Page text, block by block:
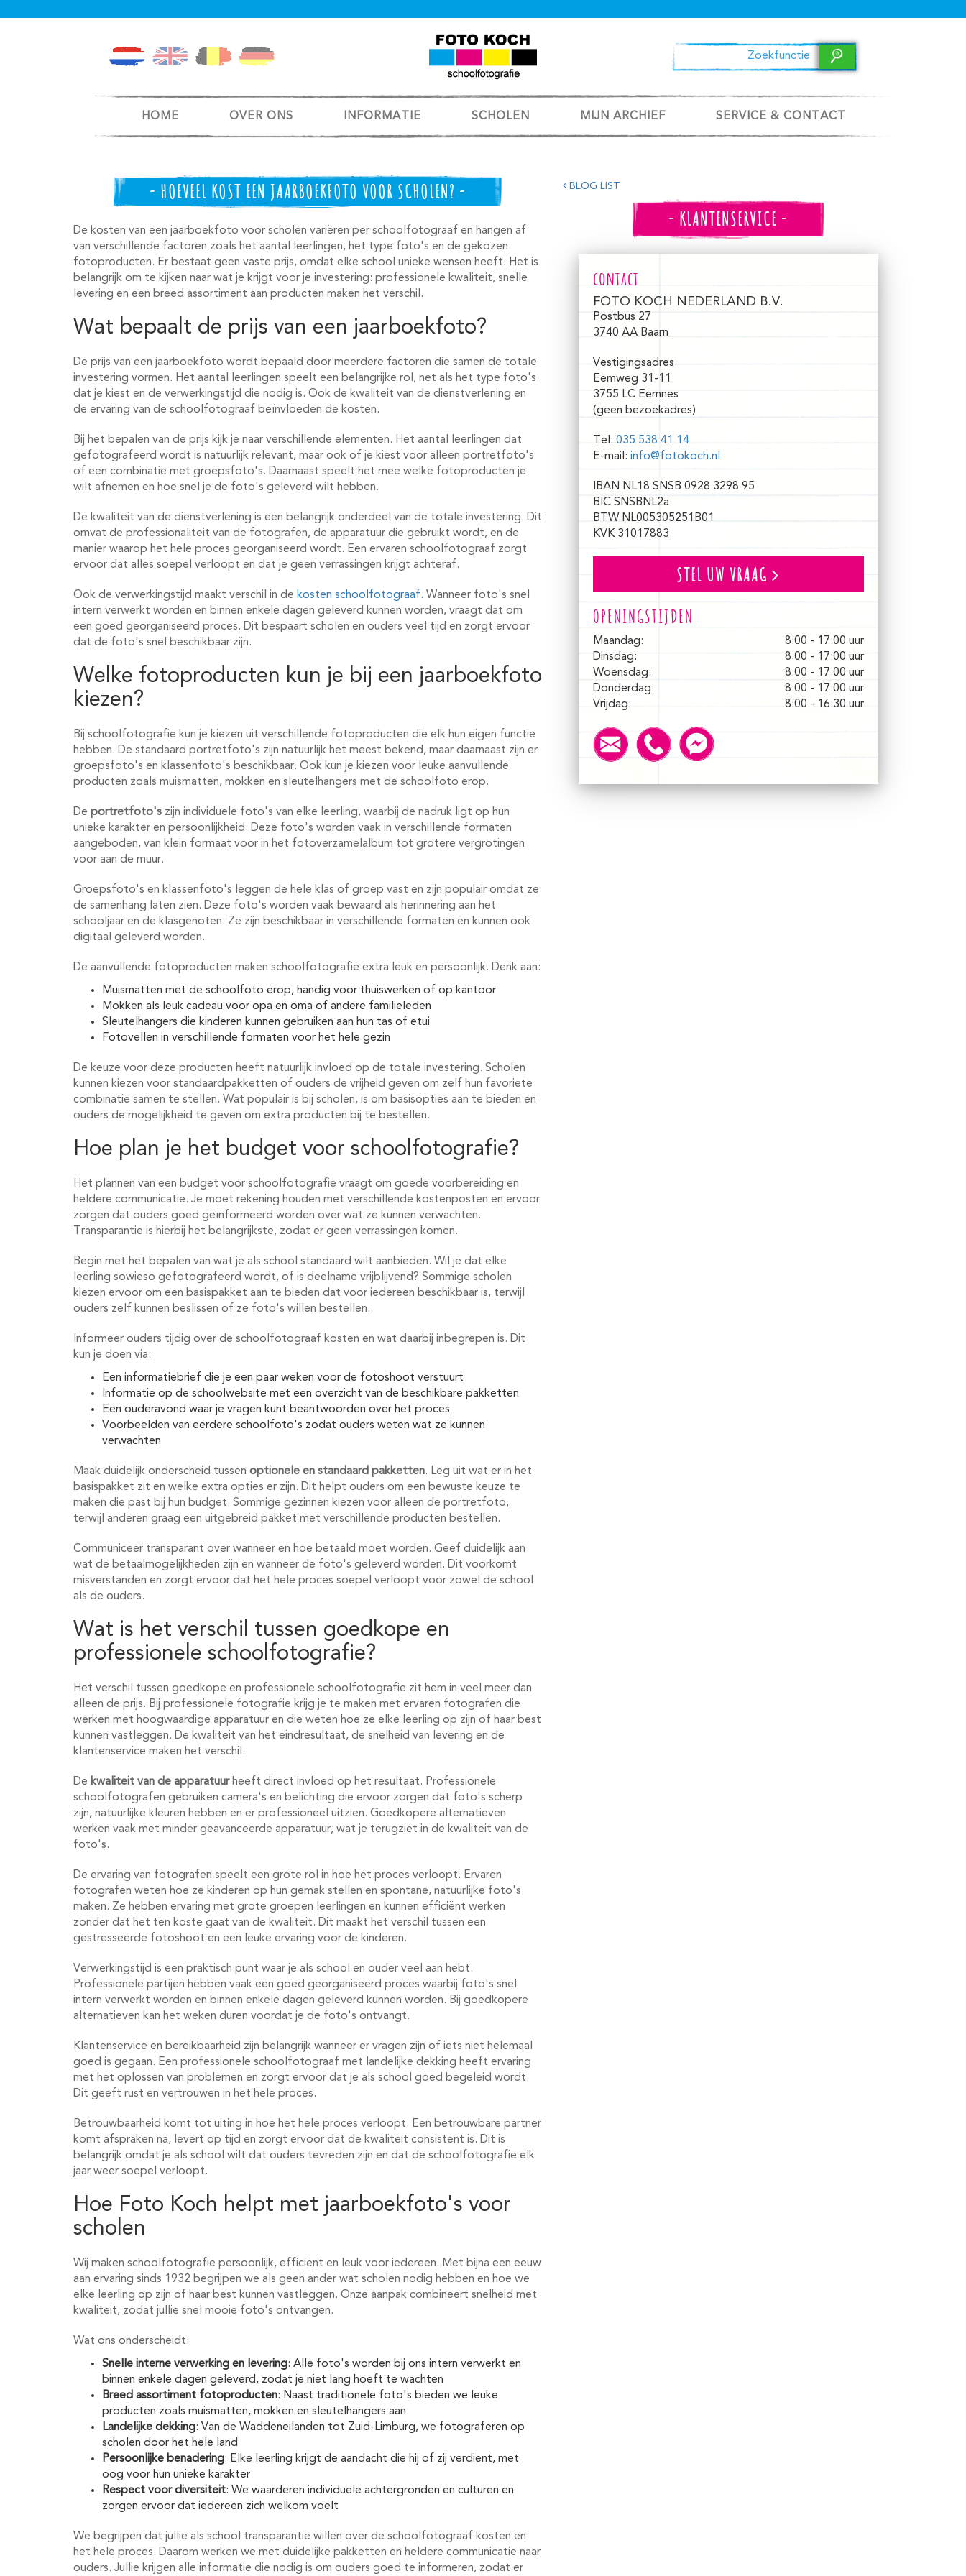
HOME OVER ONS INFORMATIE SCHOLEN MIJN ARCHIEF SERVICE & CONTACT
BLOG LIST
- HOEVEEL KOST EEN JAARBOEKFOTO VOOR SCHOLEN? -
De kosten van een jaarboekfoto voor scholen variëren per schoolfotograaf en hangen af
van verschillende factoren zoals het aantal leerlingen, het type foto's en de gekozen
fotoproducten. Er bestaat geen vaste prijs, omdat elke school unieke wensen heeft. Het is
belangrijk om te kijken naar wat je krijgt voor je investering: professionele kwaliteit, snelle
levering en een breed assortiment aan producten maken het verschil.
Wat bepaalt de prijs van een jaarboekfoto?
De prijs van een jaarboekfoto wordt bepaald door meerdere factoren die samen de totale
investering vormen. Het aantal leerlingen speelt een belangrijke rol, net als het type foto's
dat je kiest en de verwerkingstijd die nodig is. Ook de kwaliteit van de dienstverlening en
de ervaring van de schoolfotograaf beïnvloeden de kosten.
Bij het bepalen van de prijs kijk je naar verschillende elementen. Het aantal leerlingen dat
gefotografeerd wordt is natuurlijk relevant, maar ook of je kiest voor alleen portretfoto's
of een combinatie met groepsfoto's. Daarnaast speelt het mee welke fotoproducten je
wilt afnemen en hoe snel je de foto's geleverd wilt hebben.
De kwaliteit van de dienstverlening is een belangrijk onderdeel van de totale investering. Dit
omvat de professionaliteit van de fotografen, de apparatuur die gebruikt wordt, en de
manier waarop het hele proces georganiseerd wordt. Een ervaren schoolfotograaf zorgt
ervoor dat alles soepel verloopt en dat je geen verrassingen krijgt achteraf.
Ook de verwerkingstijd maakt verschil in de kosten schoolfotograaf. Wanneer foto's snel
intern verwerkt worden en binnen enkele dagen geleverd kunnen worden, vraagt dat om
een goed georganiseerd proces. Dit bespaart scholen en ouders veel tijd en zorgt ervoor
dat de foto's snel beschikbaar zijn.
Welke fotoproducten kun je bij een jaarboekfoto
kiezen?
Bij schoolfotografie kun je kiezen uit verschillende fotoproducten die elk hun eigen functie
hebben. De standaard portretfoto's zijn natuurlijk het meest bekend, maar daarnaast zijn er
groepsfoto's en klassenfoto's beschikbaar. Ook kun je kiezen voor leuke aanvullende
producten zoals muismatten, mokken en sleutelhangers met de schoolfoto erop.
De portretfoto's zijn individuele foto's van elke leerling, waarbij de nadruk ligt op hun
unieke karakter en persoonlijkheid. Deze foto's worden vaak in verschillende formaten
aangeboden, van klein formaat voor in het fotoverzamelalbum tot grotere vergrotingen
voor aan de muur.
Groepsfoto's en klassenfoto's leggen de hele klas of groep vast en zijn populair omdat ze
de samenhang laten zien. Deze foto's worden vaak bewaard als herinnering aan het
schooljaar en de klasgenoten. Ze zijn beschikbaar in verschillende formaten en kunnen ook
digitaal geleverd worden.
De aanvullende fotoproducten maken schoolfotografie extra leuk en persoonlijk. Denk aan:
Muismatten met de schoolfoto erop, handig voor thuiswerken of op kantoor
Mokken als leuk cadeau voor opa en oma of andere familieleden
Sleutelhangers die kinderen kunnen gebruiken aan hun tas of etui
Fotovellen in verschillende formaten voor het hele gezin
De keuze voor deze producten heeft natuurlijk invloed op de totale investering. Scholen
kunnen kiezen voor standaardpakketten of ouders de vrijheid geven om zelf hun favoriete
combinatie samen te stellen. Wat populair is bij scholen, is om basisopties aan te bieden en
ouders de mogelijkheid te geven om extra producten bij te bestellen.
Hoe plan je het budget voor schoolfotografie?
Het plannen van een budget voor schoolfotografie vraagt om goede voorbereiding en
heldere communicatie. Je moet rekening houden met verschillende kostenposten en ervoor
zorgen dat ouders goed geïnformeerd worden over wat ze kunnen verwachten.
Transparantie is hierbij het belangrijkste, zodat er geen verrassingen komen.
Begin met het bepalen van wat je als school standaard wilt aanbieden. Wil je dat elke
leerling sowieso gefotografeerd wordt, of is deelname vrijblijvend? Sommige scholen
kiezen ervoor om een basispakket aan te bieden dat voor iedereen beschikbaar is, terwijl
ouders zelf kunnen beslissen of ze foto's willen bestellen.
Informeer ouders tijdig over de schoolfotograaf kosten en wat daarbij inbegrepen is. Dit
kun je doen via:
Een informatiebrief die je een paar weken voor de fotoshoot verstuurt
Informatie op de schoolwebsite met een overzicht van de beschikbare pakketten
Een ouderavond waar je vragen kunt beantwoorden over het proces
Voorbeelden van eerdere schoolfoto's zodat ouders weten wat ze kunnen
verwachten
Maak duidelijk onderscheid tussen optionele en standaard pakketten. Leg uit wat er in het
basispakket zit en welke extra opties er zijn. Dit helpt ouders om een bewuste keuze te
maken die past bij hun budget. Sommige gezinnen kiezen voor alleen de portretfoto,
terwijl anderen graag een uitgebreid pakket met verschillende producten bestellen.
Communiceer transparant over wanneer en hoe betaald moet worden. Geef duidelijk aan
wat de betaalmogelijkheden zijn en wanneer de foto's geleverd worden. Dit voorkomt
misverstanden en zorgt ervoor dat het hele proces soepel verloopt voor zowel de school
als de ouders.
Wat is het verschil tussen goedkope en
professionele schoolfotografie?
Het verschil tussen goedkope en professionele schoolfotografie zit hem in veel meer dan
alleen de prijs. Bij professionele fotografie krijg je te maken met ervaren fotografen die
werken met hoogwaardige apparatuur en die weten hoe ze elke leerling op zijn of haar best
kunnen vastleggen. De kwaliteit van het eindresultaat, de snelheid van levering en de
klantenservice maken het verschil.
De kwaliteit van de apparatuurheeft direct invloed op het resultaat. Professionele
schoolfotografen gebruiken camera's en belichting die ervoor zorgen dat foto's scherp
zijn, natuurlijke kleuren hebben en er professioneel uitzien. Goedkopere alternatieven
werken vaak met minder geavanceerde apparatuur, wat je terugziet in de kwaliteit van de
foto's.
De ervaring van fotografen speelt een grote rol in hoe het proces verloopt. Ervaren
fotografen weten hoe ze kinderen op hun gemak stellen en spontane, natuurlijke foto's
maken. Ze hebben ervaring met grote groepen leerlingen en kunnen efficiënt werken
zonder dat het ten koste gaat van de kwaliteit. Dit maakt het verschil tussen een
gestresseerde fotoshoot en een leuke ervaring voor de kinderen.
Verwerkingstijd is een praktisch punt waar je als school en ouder veel aan hebt.
Professionele partijen hebben vaak een goed georganiseerd proces waarbij foto's snel
intern verwerkt worden en binnen enkele dagen geleverd kunnen worden. Bij goedkopere
alternatieven kan het weken duren voordat je de foto's ontvangt.
Klantenservice en bereikbaarheid zijn belangrijk wanneer er vragen zijn of iets niet helemaal
goed is gegaan. Een professionele schoolfotograaf met landelijke dekking heeft ervaring
met het oplossen van problemen en zorgt ervoor dat je als school goed begeleid wordt.
Dit geeft rust en vertrouwen in het hele proces.
Betrouwbaarheid komt tot uiting in hoe het hele proces verloopt. Een betrouwbare partner
komt afspraken na, levert op tijd en zorgt ervoor dat de kwaliteit consistent is. Dit is
belangrijk omdat je als school wilt dat ouders tevreden zijn en dat de schoolfotografie elk
jaar weer soepel verloopt.
Hoe Foto Koch helpt met jaarboekfoto's voor
scholen
Wij maken schoolfotografie persoonlijk, efficiënt en leuk voor iedereen. Met bijna een eeuw
aan ervaring sinds 1932 begrijpen we als geen ander wat scholen nodig hebben en hoe we
elke leerling op zijn of haar best kunnen vastleggen. Onze aanpak combineert snelheid met
kwaliteit, zodat jullie snel mooie foto's ontvangen.
Wat ons onderscheidt:
Snelle interne verwerking en levering: Alle foto's worden bij ons intern verwerkt en
binnen enkele dagen geleverd, zodat je niet lang hoeft te wachten
Breed assortiment fotoproducten: Naast traditionele foto's bieden we leuke
producten zoals muismatten, mokken en sleutelhangers aan
Landelijke dekking: Van de Waddeneilanden tot Zuid-Limburg, we fotograferen op
scholen door het hele land
Persoonlijke benadering: Elke leerling krijgt de aandacht die hij of zij verdient, met
oog voor hun unieke karakter
Respect voor diversiteit: We waarderen individuele achtergronden en culturen en
zorgen ervoor dat iedereen zich welkom voelt
We begrijpen dat jullie als school transparantie willen over de schoolfotograaf kosten en
het hele proces. Daarom werken we met duidelijke pakketten en heldere communicatie naar
ouders. Jullie krijgen alle informatie die nodig is om ouders goed te informeren, zodat er
- KLANTENSERVICE -
contact
FOTO KOCH NEDERLAND B.V.
Postbus 27
3740 AA Baarn
Vestigingsadres
Eemweg 31-11
3755 LC Eemnes
(geen bezoekadres)
Tel:035 538 41 14
E-mail: info@fotokoch.nl
IBAN NL18 SNSB 0928 3298 95
BIC SNSBNL2a
BTW NL005305251B01
KVK 31017883
STEL UW VRAAG
OPENINGSTIJDEN
Maandag:
8:00 - 17:00 uur
Dinsdag:
8:00 - 17:00 uur
Woensdag:
8:00 - 17:00 uur
Donderdag:
8:00 - 17:00 uur
Vrijdag:
8:00 - 16:30 uur